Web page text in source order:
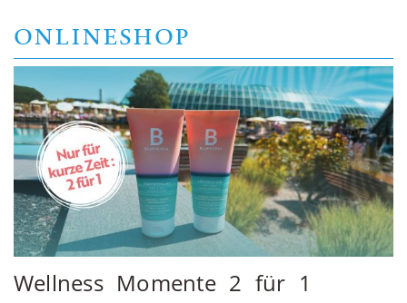
ONLINESHOP
Wellness Momente 2 für 1